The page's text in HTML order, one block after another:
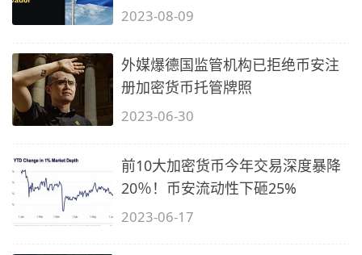
2023-08-09
外媒爆德国监管机构已拒绝币安注
册加密货币托管牌照
2023-06-30
前10大加密货币今年交易深度暴降
20％！币安流动性下砸25%
2023-06-17